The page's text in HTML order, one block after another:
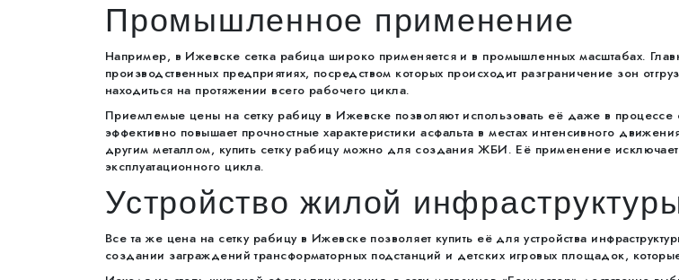
Промышленное применение
Например, в Ижевске сетка рабица широко применяется и в промышленных масштабах.
производственных предприятиях, посредством которых происходит разграничение зон
находиться на протяжении всего рабочего цикла.
Приемлемые цены на сетку рабицу в Ижевске позволяют использовать её даже в
эффективно повышает прочностные характеристики асфальта в местах интенсивного
другим металлом, купить сетку рабицу можно для создания ЖБИ. Её применение
эксплуатационного цикла.
Устройство жилой
Все та же цена на сетку рабицу в Ижевске позволяет купить её для устройства
создании заграждений трансформаторных подстанций и детских игровых площадок,